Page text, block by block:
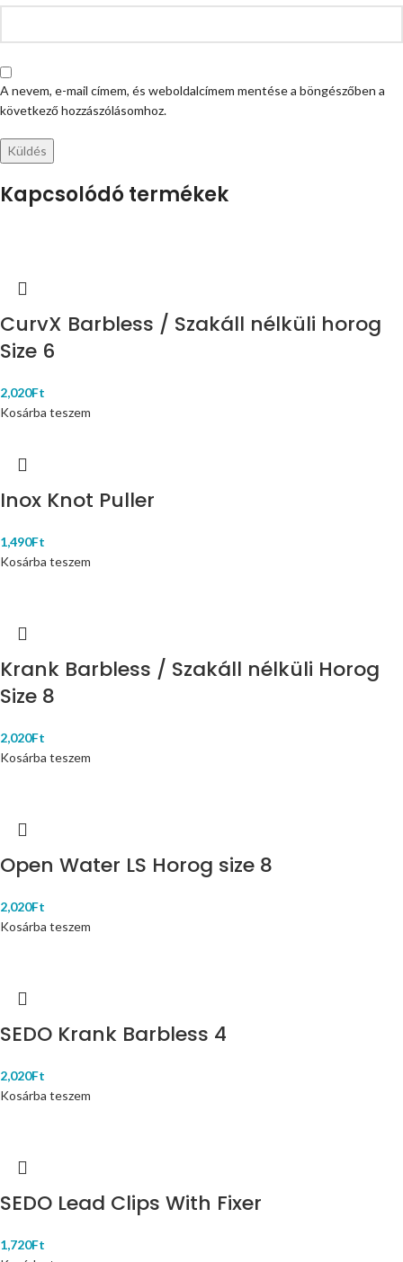
A nevem, e-mail címem, és weboldalcímem mentése a böngészőben a
következő hozzászólásomhoz.
Kapcsolódó termékek
CurvX Barbless / Szakáll nélküli horog
Size 6
2,020Ft
Kosárba teszem
Inox Knot Puller
1,490Ft
Kosárba teszem
Krank Barbless / Szakáll nélküli Horog
Size 8
2,020Ft
Kosárba teszem
Open Water LS Horog size 8
2,020Ft
Kosárba teszem
SEDO Krank Barbless 4
2,020Ft
Kosárba teszem
SEDO Lead Clips With Fixer
1,720Ft